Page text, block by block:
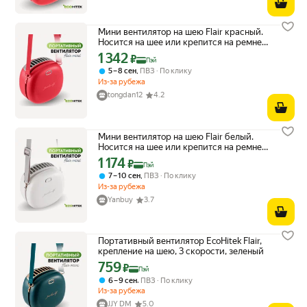
Мини вентилятор на шею Flair красный.
Носится на шее или крепится на ремне.
Обдувает лицо и спину, не занимает
руки. Беспроводной, работает от
аккумулятора
Цена с картой Яндекс Пэй 1342 ₽ вместо
1 342₽ Пэй
5 – 8 сен, ПВЗ
По клику
Из-за рубежа
tongdan12
4.2
Мини вентилятор на шею Flair белый.
Носится на шее или крепится на ремне.
Обдувает лицо и спину, не занимает
руки. Беспроводной, работает от
аккумулятора
Цена с картой Яндекс Пэй 1174 ₽ вместо
1 174₽ Пэй
7 – 10 сен ПВЗ
По клику
Из-за рубежа
Yanbuy
3.7
Портативный вентилятор EcoHitek Flair,
крепление на шею, 3 скорости, зеленый
Цена с картой Яндекс Пэй 759 ₽ вместо
759₽ Пэй
6 – 9 сен, ПВЗ
По клику
Из-за рубежа
JJY DM
5.0